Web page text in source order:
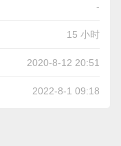
-
15 小时
2020-8-12 20:51
2022-8-1 09:18